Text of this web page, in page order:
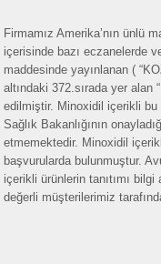
Firmamız Amerika’nın ünlü
içerisinde bazı eczanelerde
maddesinde yayınlanan (
altındaki 372.sırada yer alan
edilmiştir. Minoxidil içerikli bu
Sağlık Bakanlığının
etmemektedir. Minoxidil
başvurularda bulunmuştur.
içerikli ürünlerin tanıtımı
değerli müşterilerimiz